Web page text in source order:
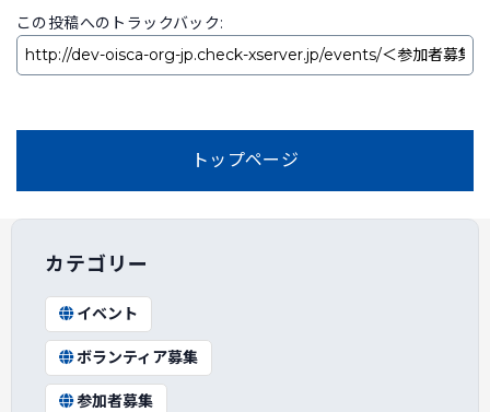
この投稿へのトラックバック:
トップページ
カテゴリー
イベント
ボランティア募集
参加者募集